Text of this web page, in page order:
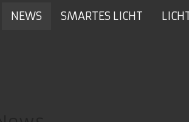
NEWS SMARTES LICHT